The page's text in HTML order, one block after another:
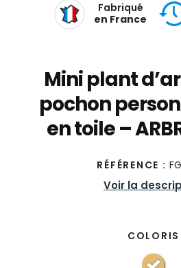
Fabriqué
en France
Mini plant
pochon
en toile –
RÉFÉRENCE :
Voir la
COLORIS